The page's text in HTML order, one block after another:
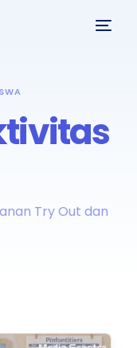
Try Out dan